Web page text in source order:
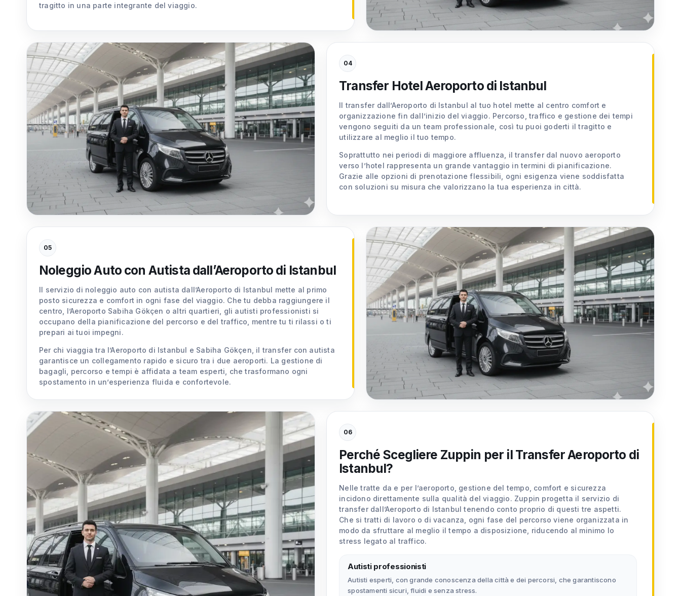
tragitto in una parte integrante del viaggio.
04
Transfer Hotel Aeroporto di Istanbul
Il transfer dall’Aeroporto di Istanbul al tuo hotel mette al centro comfort e
organizzazione fin dall’inizio del viaggio. Percorso, traffico e gestione dei tempi
vengono seguiti da un team professionale, così tu puoi goderti il tragitto e
utilizzare al meglio il tuo tempo.
Soprattutto nei periodi di maggiore affluenza, il transfer dal nuovo aeroporto
verso l’hotel rappresenta un grande vantaggio in termini di pianificazione.
Grazie alle opzioni di prenotazione flessibili, ogni esigenza viene soddisfatta
con soluzioni su misura che valorizzano la tua esperienza in città.
05
Noleggio Auto con Autista dall’Aeroporto di Istanbul
Il servizio di noleggio auto con autista dall’Aeroporto di Istanbul mette al primo
posto sicurezza e comfort in ogni fase del viaggio. Che tu debba raggiungere il
centro, l’Aeroporto Sabiha Gökçen o altri quartieri, gli autisti professionisti si
occupano della pianificazione del percorso e del traffico, mentre tu ti rilassi o ti
prepari ai tuoi impegni.
Per chi viaggia tra l’Aeroporto di Istanbul e Sabiha Gökçen, il transfer con autista
garantisce un collegamento rapido e sicuro tra i due aeroporti. La gestione di
bagagli, percorso e tempi è affidata a team esperti, che trasformano ogni
spostamento in un’esperienza fluida e confortevole.
06
Perché Scegliere Zuppin per il Transfer Aeroporto di
Istanbul?
Nelle tratte da e per l’aeroporto, gestione del tempo, comfort e sicurezza
incidono direttamente sulla qualità del viaggio. Zuppin progetta il servizio di
transfer dall’Aeroporto di Istanbul tenendo conto proprio di questi tre aspetti.
Che si tratti di lavoro o di vacanza, ogni fase del percorso viene organizzata in
modo da sfruttare al meglio il tempo a disposizione, riducendo al minimo lo
stress legato al traffico.
Autisti professionisti
Autisti esperti, con grande conoscenza della città e dei percorsi, che garantiscono
spostamenti sicuri, fluidi e senza stress.